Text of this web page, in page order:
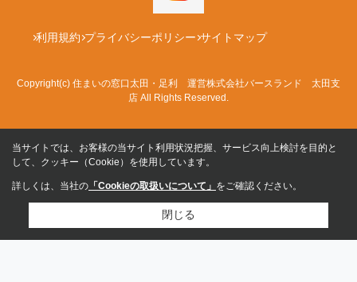
利用規約 プライバシーポリシー サイトマップ
Copyright(c) 住まいの窓口太田・足利 運営株式会社バースランド 太田支
店 All Rights Reserved.
当サイトでは、お客様の当サイト利用状況把握、サービス向上検討を目的と
して、クッキー（Cookie）を使用しています。
詳しくは、当社の 「Cookieの取扱いについて」 をご確認ください。
閉じる